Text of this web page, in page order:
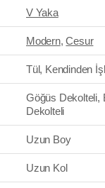
V Yaka
Modern,Cesur
Tül, Kendinden
Göğüs Dekolteli,
Dekolteli
Uzun Boy
Uzun Kol